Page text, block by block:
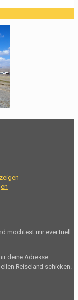
möchtest mir eventuell
deine Adresse
Reiseland schicken.